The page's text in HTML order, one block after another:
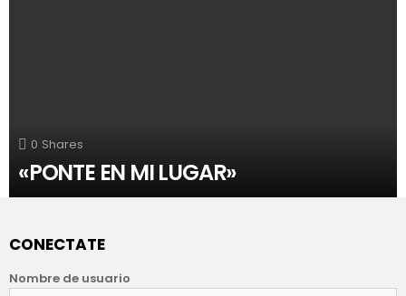
0 Shares
«PONTE EN MI LUGAR»
CONECTATE
Nombre de usuario